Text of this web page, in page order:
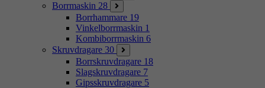
Borrmaskin 28
Borrhammare 19
Vinkelborrmaskin 1
Kombiborrmaskin 6
Skruvdragare 30
Borrskruvdragare 18
Slagskruvdragare 7
Gipsskruvdragare 5